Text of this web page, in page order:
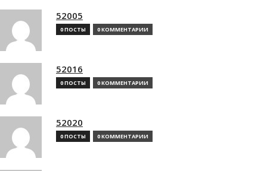
52005
0 ПОСТЫ 0 КОММЕНТАРИИ
52016
0 ПОСТЫ 0 КОММЕНТАРИИ
52020
0 ПОСТЫ 0 КОММЕНТАРИИ